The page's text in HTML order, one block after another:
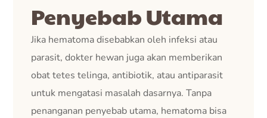
Penyebab Utama
Jika hematoma disebabkan oleh infeksi atau
parasit, dokter hewan juga akan memberikan
obat tetes telinga, antibiotik, atau antiparasit
untuk mengatasi masalah dasarnya. Tanpa
penanganan penyebab utama, hematoma bisa